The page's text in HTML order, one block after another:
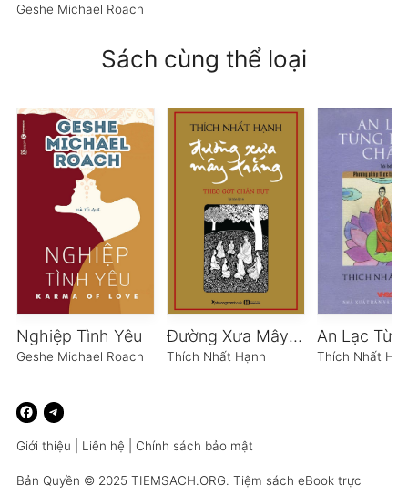
Geshe Michael Roach
Sách cùng thể loại
Nghiệp Tình Yêu
Geshe Michael Roach
Đường Xưa Mây Trắng
Thích Nhất Hạnh Thích Nhất
Giới thiệu Liên hệ Chính sách bảo mật
Bản Quyền © 2025 TIEMSACH.ORG. Tiệm sách eBook trực